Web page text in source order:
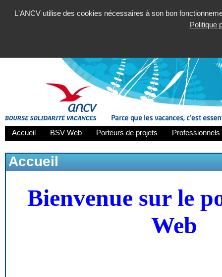
L'ANCV utilise des cookies nécessaires à son bon
Politique
Accueil BSV Web Porteurs de projets
Accueil
Bienvenue sur le
Web